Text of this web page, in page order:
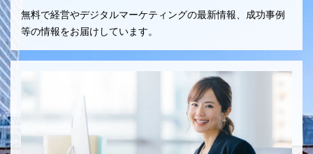
無料で経営やデジタルマーケティングの最新情報、成功事例
等の情報をお届けしています。